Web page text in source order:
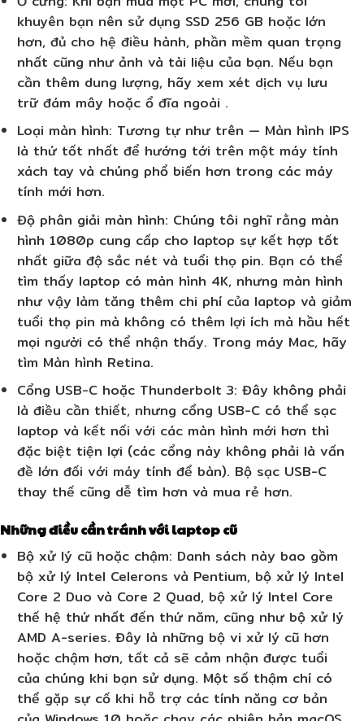
khuyên bạn nên sử dụng SSD 256 GB hoặc lớn
hơn, đủ cho hệ điều hành, phần mềm quan trọng
nhất cũng như ảnh và tài liệu của bạn. Nếu bạn
cần thêm dung lượng, hãy xem xét dịch vụ lưu
trữ đám mây hoặc ổ đĩa ngoài .
Loại màn hình: Tương tự như trên — Màn hình IPS
là thứ tốt nhất để hướng tới trên một máy tính
xách tay và chúng phổ biến hơn trong các máy
tính mới hơn.
Độ phân giải màn hình: Chúng tôi nghĩ rằng màn
hình 1080p cung cấp cho laptop sự kết hợp tốt
nhất giữa độ sắc nét và tuổi thọ pin. Bạn có thể
tìm thấy laptop có màn hình 4K, nhưng màn hình
như vậy làm tăng thêm chi phí của laptop và giảm
tuổi thọ pin mà không có thêm lợi ích mà hầu hết
mọi người có thể nhận thấy. Trong máy Mac, hãy
tìm Màn hình Retina.
Cổng USB-C hoặc Thunderbolt 3: Đây không phải
là điều cần thiết, nhưng cổng USB-C có thể sạc
laptop và kết nối với các màn hình mới hơn thì
đặc biệt tiện lợi (các cổng này không phải là vấn
đề lớn đối với máy tính để bàn). Bộ sạc USB-C
thay thế cũng dễ tìm hơn và mua rẻ hơn.
Những điều cần tránh với laptop cũ
Bộ xử lý cũ hoặc chậm: Danh sách này bao gồm
bộ xử lý Intel Celerons và Pentium, bộ xử lý Intel
Core 2 Duo và Core 2 Quad, bộ xử lý Intel Core
thế hệ thứ nhất đến thứ năm, cũng như bộ xử lý
AMD A-series. Đây là những bộ vi xử lý cũ hơn
hoặc chậm hơn, tất cả sẽ cảm nhận được tuổi
của chúng khi bạn sử dụng. Một số thậm chí có
thể gặp sự cố khi hỗ trợ các tính năng cơ bản